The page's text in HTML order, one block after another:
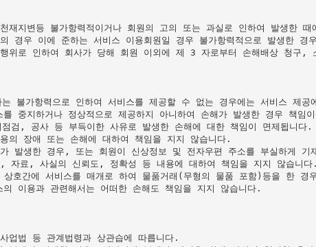
지변등 불가항력적이거나 회원의 고의 또는 과실로 인하여 발생한 때
경우 이에 준하는 서비스 이용회원일 경우 불가항력적으로 발생한
위로 인하여 회사가 당해 회원 이외에 제 3 자로부터 손해배상 청구
가항력으로 인하여 서비스를 제공할 수 없는 경우에는 서비스 제공
중지하거나 정상적으로 제공하지 아니하여 손해가 발생한 경우 책임
검, 공사 등 부득이한 사유로 발생한 손해에 대한 책임이 면제됩니다.
의 장애 또는 손해에 대하여 책임을 지지 않습니다.
발생한 경우, 또는 회원이 신상정보 및 전자우편 주소를 부실하게 기
자료, 사실의 신뢰도, 정확성 등 내용에 대하여 책임을 지지 않습니다.
간에 서비스를 매개로 하여 물품거래(무형의 물품 포함)등을 한 경
이용과 관련해서는 어떠한 손해도 책임을 지지 않습니다.
업법 등 관계법령과 상관습에 따릅니다.